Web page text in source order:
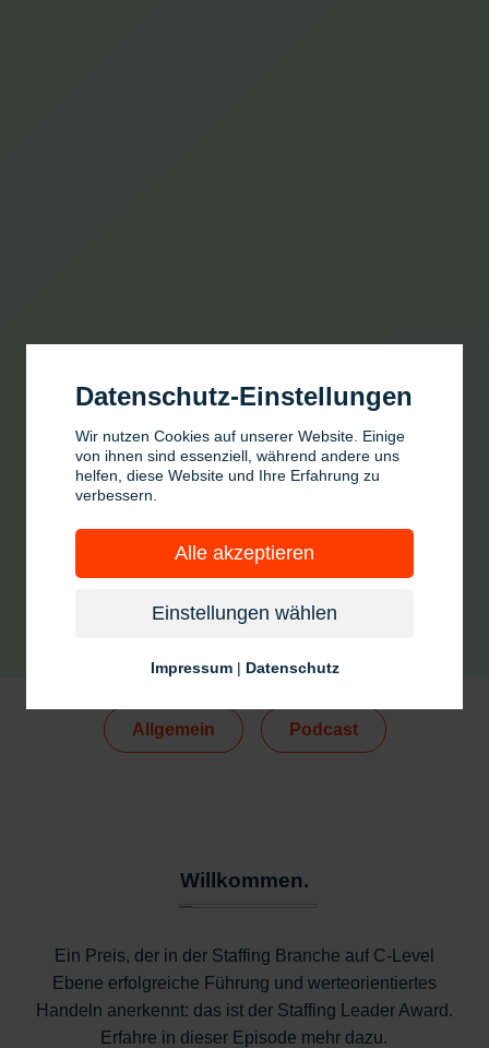
Allgemein Podcast
Willkommen.
Ein Preis, der in der Staffing Branche auf C-Level
Ebene erfolgreiche Führung und werteorientiertes
Handeln anerkennt: das ist der Staffing Leader Award.
Erfahre in dieser Episode mehr dazu.
Datenschutz-Einstellungen
Wir nutzen Cookies auf unserer Website. Einige
von ihnen sind essenziell, während andere uns
helfen, diese Website und Ihre Erfahrung zu
verbessern.
Alle akzeptieren
Einstellungen wählen
Impressum| Datenschutz